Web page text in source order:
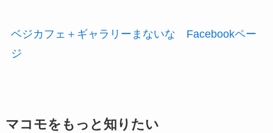
ベジカフェ＋ギャラリーまないな Facebookペー
ジ
マコモをもっと知りたい